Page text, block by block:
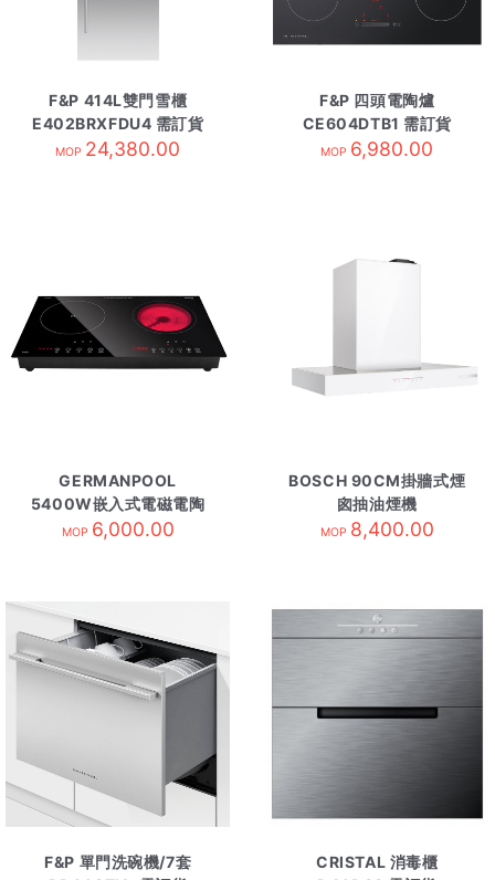
F&P 414L雙門雪櫃
E402BRXFDU4 需訂貨
MOP 24,380.00
F&P 四頭電陶爐
CE604DTB1 需訂貨
MOP 6,980.00
GERMANPOOL
5400W嵌入式電磁電陶
爐 GIH-DD28B-需訂貨
MOP 6,000.00
BOSCH 90CM掛牆式煙
囪抽油煙機
DWWDT3NB1W 白/需
MOP 8,400.00
F&P 單門洗碗機/7套
CRISTAL 消毒櫃